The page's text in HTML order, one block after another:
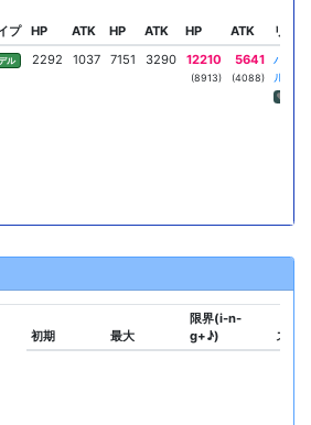
プ HP ATK HP ATK HP ATK
リー
ル 2292 1037 7151 3290 12210
(8913)
5641
(4088)
ハイ
ル
初期 最大
限界(i-n-
g+♪)
スキ